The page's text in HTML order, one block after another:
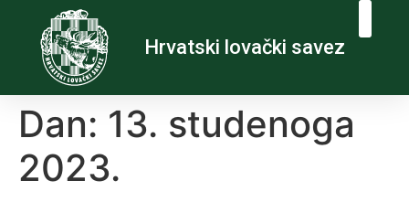
Hrvatski lovački savez
Dan: 13. studenoga
2023.